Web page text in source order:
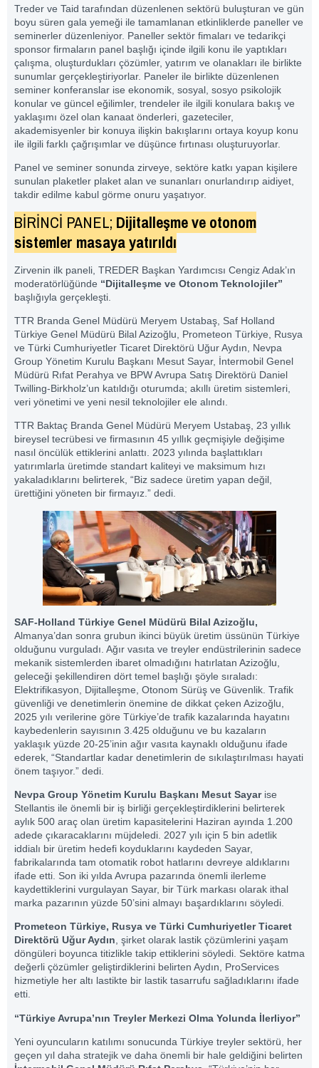
Treder ve Taid tarafından düzenlenen sektörü buluşturan ve gün
boyu süren gala yemeği ile tamamlanan etkinliklerde paneller ve
seminerler düzenleniyor. Paneller sektör fimaları ve tedarikçi
sponsor firmaların panel başlığı içinde ilgili konu ile yaptıkları
çalışma, oluşturdukları çözümler, yatırım ve olanakları ile birlikte
sunumlar gerçekleştiriyorlar. Paneler ile birlikte düzenlenen
seminer konferanslar ise ekonomik, sosyal, sosyo psikolojik
konular ve güncel eğilimler, trendeler ile ilgili konulara bakış ve
yaklaşımı özel olan kanaat önderleri, gazeteciler,
akademisyenler bir konuya ilişkin bakışlarını ortaya koyup konu
ile ilgili farklı çağrışımlar ve düşünce fırtınası oluşturuyorlar.
Panel ve seminer sonunda zirveye, sektöre katkı yapan kişilere
sunulan plaketler plaket alan ve sunanları onurlandırıp aidiyet,
takdir edilme kabul görme onuru yaşatıyor.
BİRİNCİ PANEL; Dijitalleşme ve otonom
sistemler masaya yatırıldı
Zirvenin ilk paneli, TREDER Başkan Yardımcısı Cengiz Adak’ın
moderatörlüğünde “Dijitalleşme ve Otonom Teknolojiler”
başlığıyla gerçekleşti.
TTR Branda Genel Müdürü Meryem Ustabaş, Saf Holland
Türkiye Genel Müdürü Bilal Azizoğlu, Prometeon Türkiye, Rusya
ve Türki Cumhuriyetler Ticaret Direktörü Uğur Aydın, Nevpa
Group Yönetim Kurulu Başkanı Mesut Sayar, İntermobil Genel
Müdürü Rıfat Perahya ve BPW Avrupa Satış Direktörü Daniel
Twilling-Birkholz’un katıldığı oturumda; akıllı üretim sistemleri,
veri yönetimi ve yeni nesil teknolojiler ele alındı.
TTR Baktaç Branda Genel Müdürü Meryem Ustabaş, 23 yıllık
bireysel tecrübesi ve firmasının 45 yıllık geçmişiyle değişime
nasıl öncülük ettiklerini anlattı. 2023 yılında başlattıkları
yatırımlarla üretimde standart kaliteyi ve maksimum hızı
yakaladıklarını belirterek, “Biz sadece üretim yapan değil,
ürettiğini yöneten bir firmayız.” dedi.
SAF-Holland Türkiye Genel Müdürü Bilal Azizoğlu,
Almanya’dan sonra grubun ikinci büyük üretim üssünün Türkiye
olduğunu vurguladı. Ağır vasıta ve treyler endüstrilerinin sadece
mekanik sistemlerden ibaret olmadığını hatırlatan Azizoğlu,
geleceği şekillendiren dört temel başlığı şöyle sıraladı:
Elektrifikasyon, Dijitalleşme, Otonom Sürüş ve Güvenlik. Trafik
güvenliği ve denetimlerin önemine de dikkat çeken Azizoğlu,
2025 yılı verilerine göre Türkiye’de trafik kazalarında hayatını
kaybedenlerin sayısının 3.425 olduğunu ve bu kazaların
yaklaşık yüzde 20-25’inin ağır vasıta kaynaklı olduğunu ifade
ederek, “Standartlar kadar denetimlerin de sıkılaştırılması hayati
önem taşıyor.” dedi.
Nevpa Group Yönetim Kurulu Başkanı Mesut Sayarise
Stellantis ile önemli bir iş birliği gerçekleştirdiklerini belirterek
aylık 500 araç olan üretim kapasitelerini Haziran ayında 1.200
adede çıkaracaklarını müjdeledi. 2027 yılı için 5 bin adetlik
iddialı bir üretim hedefi koyduklarını kaydeden Sayar,
fabrikalarında tam otomatik robot hatlarını devreye aldıklarını
ifade etti. Son iki yılda Avrupa pazarında önemli ilerleme
kaydettiklerini vurgulayan Sayar, bir Türk markası olarak ithal
marka pazarının yüzde 50’sini almayı başardıklarını söyledi.
Prometeon Türkiye, Rusya ve Türki Cumhuriyetler Ticaret
Direktörü Uğur Aydın, şirket olarak lastik çözümlerini yaşam
döngüleri boyunca titizlikle takip ettiklerini söyledi. Sektöre katma
değerli çözümler geliştirdiklerini belirten Aydın, ProServices
hizmetiyle her altı lastikte bir lastik tasarrufu sağladıklarını ifade
etti.
“Türkiye Avrupa’nın Treyler Merkezi Olma Yolunda İlerliyor”
Yeni oyuncuların katılımı sonucunda Türkiye treyler sektörü, her
geçen yıl daha stratejik ve daha önemli bir hale geldiğini belirten